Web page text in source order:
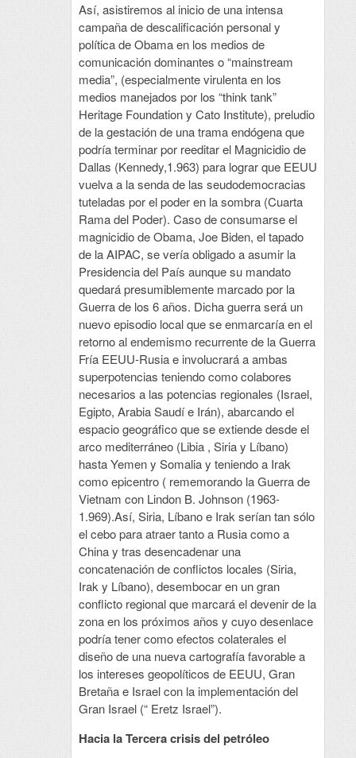
Así, asistiremos al inicio de una intensa
campaña de descalificación personal y
política de Obama en los medios de
comunicación dominantes o “mainstream
media”, (especialmente virulenta en los
medios manejados por los “think tank”
Heritage Foundation y Cato Institute), preludio
de la gestación de una trama endógena que
podría terminar por reeditar el Magnicidio de
Dallas (Kennedy,1.963) para lograr que EEUU
vuelva a la senda de las seudodemocracias
tuteladas por el poder en la sombra (Cuarta
Rama del Poder). Caso de consumarse el
magnicidio de Obama, Joe Biden, el tapado
de la AIPAC, se vería obligado a asumir la
Presidencia del País aunque su mandato
quedará presumiblemente marcado por la
Guerra de los 6 años. Dicha guerra será un
nuevo episodio local que se enmarcaría en el
retorno al endemismo recurrente de la Guerra
Fría EEUU-Rusia e involucrará a ambas
superpotencias teniendo como colabores
necesarios a las potencias regionales (Israel,
Egipto, Arabia Saudí e Irán), abarcando el
espacio geográfico que se extiende desde el
arco mediterráneo (Libia , Siria y Líbano)
hasta Yemen y Somalia y teniendo a Irak
como epicentro ( rememorando la Guerra de
Vietnam con Lindon B. Johnson (1963-
1.969).Así, Siria, Líbano e Irak serían tan sólo
el cebo para atraer tanto a Rusia como a
China y tras desencadenar una
concatenación de conflictos locales (Siria,
Irak y Líbano), desembocar en un gran
conflicto regional que marcará el devenir de la
zona en los próximos años y cuyo desenlace
podría tener como efectos colaterales el
diseño de una nueva cartografía favorable a
los intereses geopolíticos de EEUU, Gran
Bretaña e Israel con la implementación del
Gran Israel (“ Eretz Israel”).
Hacia la Tercera crisis del petróleo